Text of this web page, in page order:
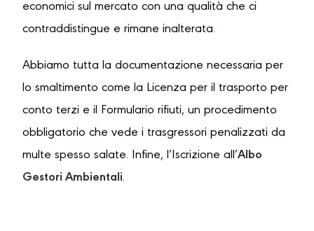
economici sul mercato con una qualità che ci
contraddistingue e rimane inalterata.
Abbiamo tutta la documentazione necessaria per
lo smaltimento come la Licenza per il trasporto per
conto terzi e il Formulario rifiuti, un procedimento
obbligatorio che vede i trasgressori penalizzati da
multe spesso salate. Infine, l’Iscrizione all’Albo
Gestori Ambientali.